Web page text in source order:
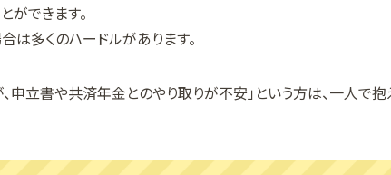
ができます。
多くのハードルがあります。
申立書や共済年金とのやり取りが不安」という方は、一人で